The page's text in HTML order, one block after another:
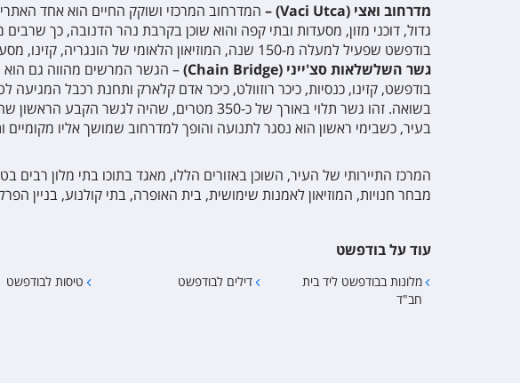
מדרחוב ואצי (Vaci Utca
) – המדרחוב המרכזי ושוקק החיים הוא אחד האתרים
גדול, דוכני מזון, מסעדות ובתי קפה והוא שוכן בקרבת נהר הדנובה, כך
בודפשט שפעיל למעלה מ-150 שנה, המוזיאון הלאומי של הונגריה, קזינו, מסעדות רבות ומועדוני לילה, כך שזהו מיקום מושלם עבור מי שמעוניין שהכל יהיה במרחק הליכה מהמלון שלו.
גשר השלשלאות סצ'ייני (Chain Bridge
)– הגשר המרשים מהווה גם הוא
בודפשט, קזינו, כנסיות, כיכר רוזוולט, כיכר אדם קלארק ותחנת רכבל
בשואה. זהו גשר תלוי באורך של כ-350 מטרים,
בעיר, כשבימי ראשון הוא נסגר לתנועה והופך למדרחוב שמושך אליו מקומיים
המרכז התיירותי של העיר, השוכן באזורים הללו, מאגד בתוכו בתי מלון רבים
מבחר חנויות, המוזיאון לאמנות שימושית, בית האופרה, בתי קולנוע, בניין
עוד על בודפשט
מלונות בבודפשט ליד בית
חב"ד
דילים לבודפשט טיסות לבודפשט